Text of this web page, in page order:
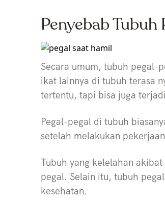
Penyebab
Secara umum, tubuh pegal-
ikat lainnya di tubuh terasa
tertentu, tapi bisa juga
Pegal-pegal di tubuh
setelah melakukan
Tubuh yang kelelahan
pegal. Selain itu, tubuh
kesehatan.